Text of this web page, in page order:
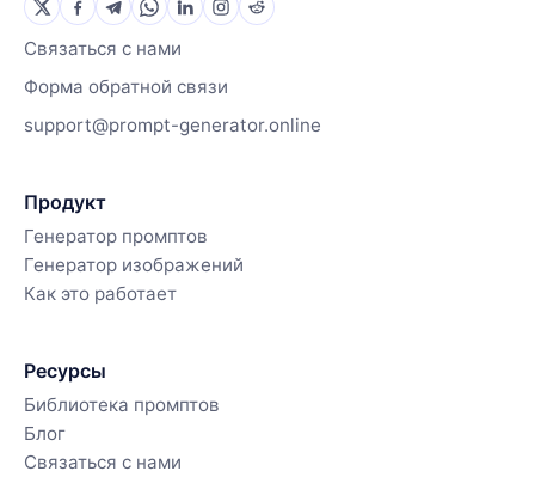
Связаться с нами
Форма обратной связи
support@prompt-generator.online
Продукт
Генератор промптов
Генератор изображений
Как это работает
Ресурсы
Библиотека промптов
Блог
Связаться с нами